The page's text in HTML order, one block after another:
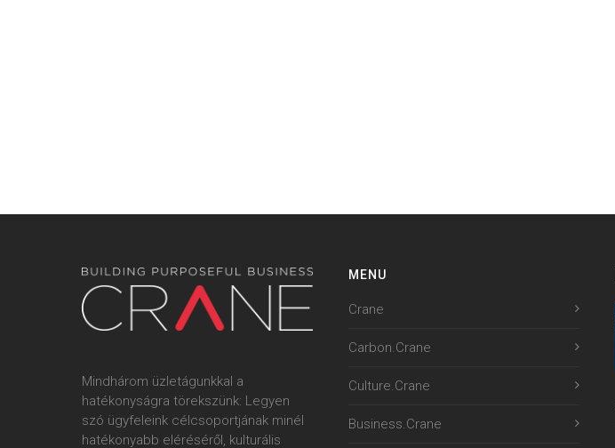
Mindhárom üzletágunkkal a
hatékonyságra törekszünk: Legyen
szó ügyfeleink célcsoportjának minél
hatékonyabb eléréséről, kulturális
MENU
Crane
Carbon.Crane
Culture.Crane
Business.Crane